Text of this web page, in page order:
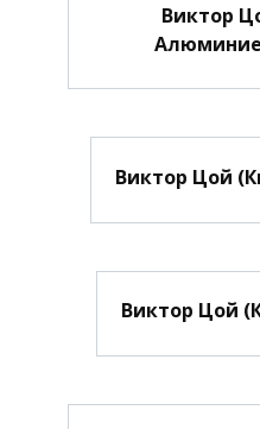
Виктор
Виктор Цой
Виктор Цой